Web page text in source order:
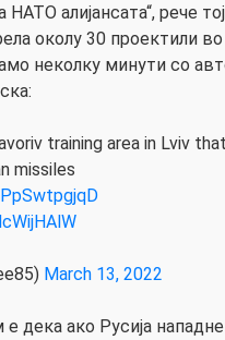
алијансата“, рече
околу 30 проектили
неколку минути со
training area in Lviv
missiles
March 13, 2022
дека ако Русија